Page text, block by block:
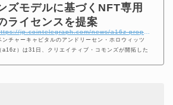
ズモデルに基づくNFT専用
ライセンスを提案
ンチャーキャピタルのアンドリーセン・ホロウィッツ
（a16z）は31日、クリエイティブ・コモンズが開拓した